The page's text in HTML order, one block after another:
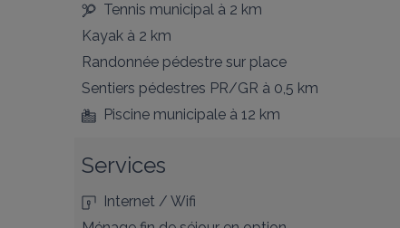
Tennis municipal à 2 km
Kayak à 2 km
Randonnée pédestre sur place
Sentiers pédestres PR/GR à 0,5 km
Piscine municipale à 12 km
Services
Internet / Wifi